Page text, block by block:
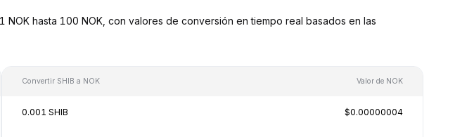
hasta 100 NOK, con valores de conversión en tiempo real basados en las
Convertir SHIB a NOK Valor de NOK
0.001 SHIB $0.00000004